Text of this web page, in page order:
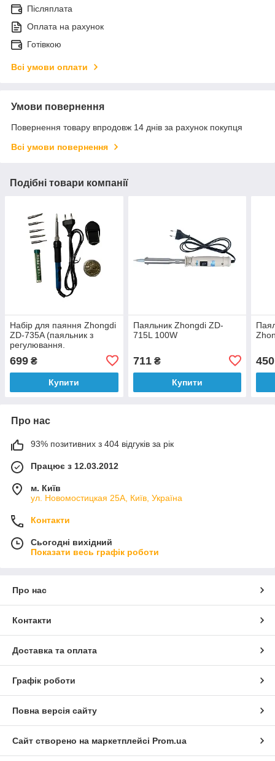
Післяплата
Оплата на рахунок
Готівкою
Всі умови оплати
Умови повернення
Повернення товару впродовж 14 днів за рахунок покупця
Всі умови повернення
Подібні товари компанії
Набір для паяння Zhongdi
ZD-735A (паяльник з
регулювання.
температури, підставка, 5
наконечників, припій,
стружка)
699 ₴
Купити
Паяльник Zhongdi ZD-
715L 100W
711₴
Купити
450
Про нас
93% позитивних з 404 відгуків за рік
Працює з 12.03.2012
м. Київ
ул. Новомостицкая 25А, Київ, Україна
Контакти
Сьогодні вихідний
Показати весь графік роботи
Про нас
Контакти
Доставка та оплата
Графік роботи
Повна версія сайту
Сайт створено на маркетплейсі Prom.ua